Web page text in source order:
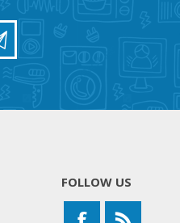
FOLLOW US